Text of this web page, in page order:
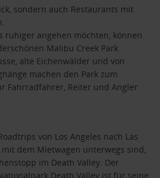
sondern auch Restaurants mit
ruhiger angehen möchten, können
Malibu Creek Park
alte Eichenwälder und von
machen den Park zum
Fahrradfahrer, Reiter und Angler.
von Los Angeles nach Las
dem Mietwagen unterwegs sind,
im Death Valley. Der
Death Valley ist für seine